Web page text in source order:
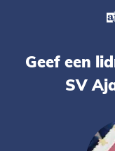
Geef een
SV